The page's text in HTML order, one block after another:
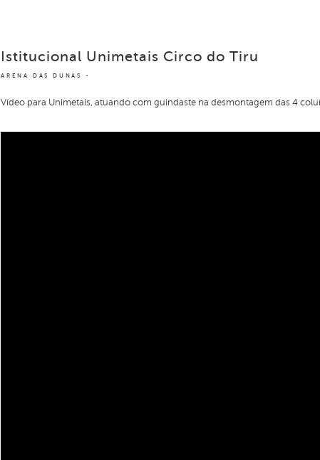
ARENA DAS DUNAS
Istitucional Unimetais Circo do Tiru
Vídeo para Unimetais, atuando com guindaste na desmontagem das 4